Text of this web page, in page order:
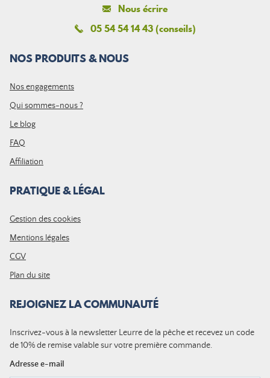
Nous écrire
05 54 54 14 43 (conseils)
NOS PRODUITS & NOUS
Nos engagements
Qui sommes-nous ?
Le blog
FAQ
Affiliation
PRATIQUE & LÉGAL
Gestion des cookies
Mentions légales
CGV
Plan du site
REJOIGNEZ LA COMMUNAUTÉ
Inscrivez-vous à la newsletter Leurre de la pêche et recevez un code
de 10% de remise valable sur votre première commande.
Adresse e-mail